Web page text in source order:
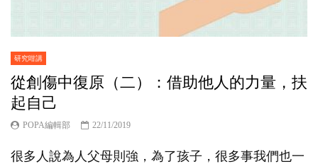
研究咁講
從創傷中復原（二）：借助他人的力量，扶
起自己
POPA編輯部 22/11/2019
很多人說為人父母則強，為了孩子，很多事我們也一